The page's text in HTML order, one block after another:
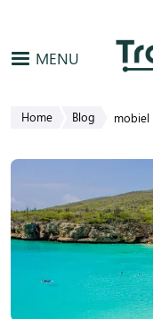
MENU
Home Blog mobiel